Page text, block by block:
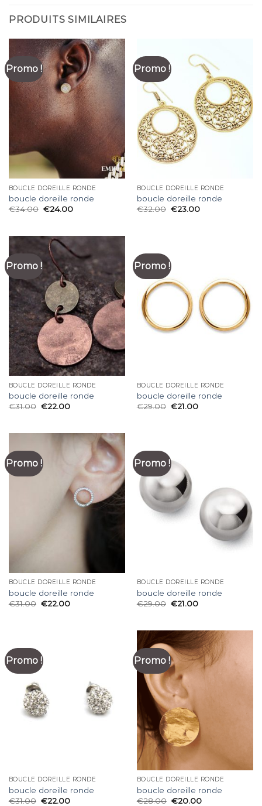
PRODUITS SIMILAIRES
Promo !
BOUCLE DOREILLE RONDE
boucle doreille ronde
€34.00 €24.00
Promo !
BOUCLE DOREILLE RONDE
boucle doreille ronde
€32.00 €23.00
Promo !
BOUCLE DOREILLE RONDE
boucle doreille ronde
€31.00 €22.00
Promo !
BOUCLE DOREILLE RONDE
boucle doreille ronde
€29.00 €21.00
Promo !
BOUCLE DOREILLE RONDE
boucle doreille ronde
€31.00 €22.00
Promo !
BOUCLE DOREILLE RONDE
boucle doreille ronde
€29.00 €21.00
Promo !
BOUCLE DOREILLE RONDE
boucle doreille ronde
€31.00 €22.00
Promo !
BOUCLE DOREILLE RONDE
boucle doreille ronde
€28.00 €20.00